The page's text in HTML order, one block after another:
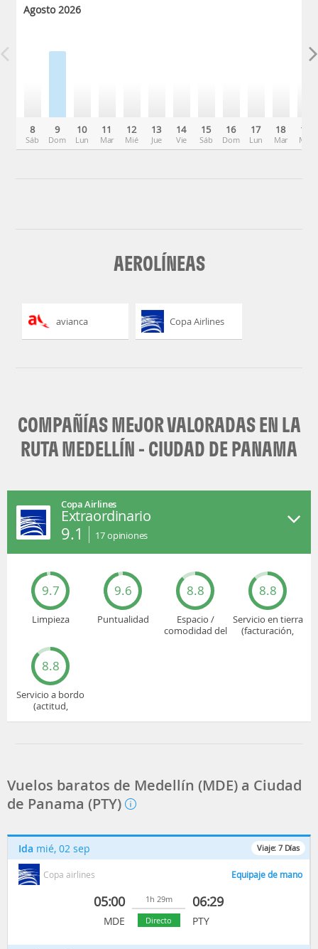
Agosto 2026
8
Sáb
9
Dom
10
Lun
11
Mar
12
Mié
13
Jue
14
Vie
15
Sáb
16
Dom
17
Lun
18
Mar
19
Mié
AEROLÍNEAS
avianca Copa Airlines
COMPAÑÍAS MEJOR VALORADAS EN LA
RUTA MEDELLÍN - CIUDAD DE PANAMA
Copa Airlines
Extraordinario
9.1 17opiniones
9.7
Limpieza
9.6
Puntualidad
8.8
Espacio /
comodidad del
8.8
Servicio en tierra
(facturación,
8.8
Servicio a bordo
(actitud,
Vuelos baratos de Medellín (MDE) a Ciudad
de Panama (PTY)
Viaje: 7 Días
Ida mié, 02 sep
Copa airlines Equipaje de mano
05:00
MDE
1h 29m
Directo
06:29
PTY